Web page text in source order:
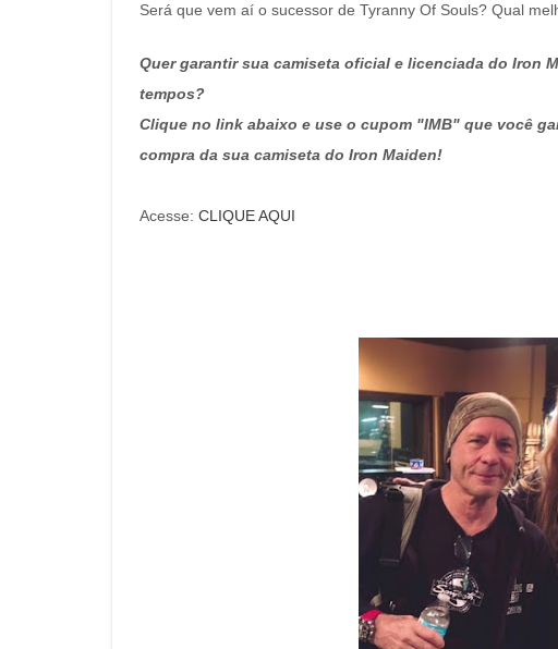
Será que vem aí o sucessor de Tyranny Of Souls? Qual
Quer garantir sua camiseta oficial e licenciada do Iron
tempos?
Clique no link abaixo e use o cupom "IMB" que você
compra da sua camiseta do Iron Maiden!
Acesse: CLIQUE AQUI